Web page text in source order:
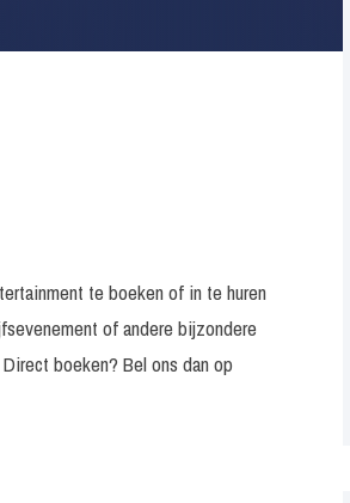
te boeken of in te huren
of andere bijzondere
boeken? Bel ons dan op